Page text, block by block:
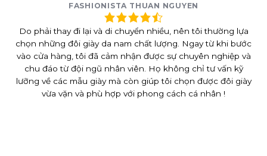
FASHIONISTA THUAN NGUYEN
Do phải thay đi lại và di chuyển nhiều, nên tôi thường lựa
chọn những đôi giày da nam chất lượng. Ngay từ khi bước
vào cửa hàng, tôi đã cảm nhận được sự chuyên nghiệp và
chu đáo từ đội ngũ nhân viên. Họ không chỉ tư vấn kỹ
lưỡng về các mẫu giày mà còn giúp tôi chọn được đôi giày
vừa vặn và phù hợp với phong cách cá nhân !